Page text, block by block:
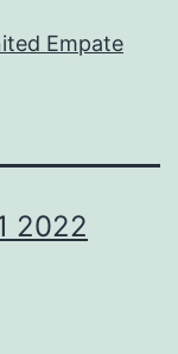
Empate
2022